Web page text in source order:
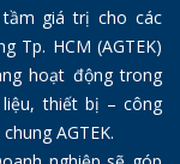
giá trị cho các
Tp. HCM (AGTEK)
hoạt động trong
thiết bị – công
AGTEK.